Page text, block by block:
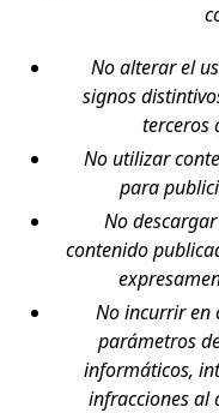
No alterar el
signos
terceros
No utilizar
para
No
contenido
No incurrir en
parámetros
informáticos,
infracciones al